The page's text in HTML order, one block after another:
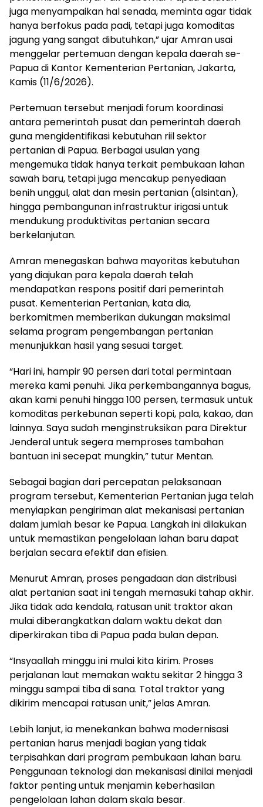
juga menyampaikan hal senada, meminta agar tidak
hanya berfokus pada padi, tetapi juga komoditas
jagung yang sangat dibutuhkan,” ujar Amran usai
menggelar pertemuan dengan kepala daerah se-
Papua di Kantor Kementerian Pertanian, Jakarta,
Kamis (11/6/2026).
Pertemuan tersebut menjadi forum koordinasi
antara pemerintah pusat dan pemerintah daerah
guna mengidentifikasi kebutuhan riil sektor
pertanian di Papua. Berbagai usulan yang
mengemuka tidak hanya terkait pembukaan lahan
sawah baru, tetapi juga mencakup penyediaan
benih unggul, alat dan mesin pertanian (alsintan),
hingga pembangunan infrastruktur irigasi untuk
mendukung produktivitas pertanian secara
berkelanjutan.
Amran menegaskan bahwa mayoritas kebutuhan
yang diajukan para kepala daerah telah
mendapatkan respons positif dari pemerintah
pusat. Kementerian Pertanian, kata dia,
berkomitmen memberikan dukungan maksimal
selama program pengembangan pertanian
menunjukkan hasil yang sesuai target.
“Hari ini, hampir 90 persen dari total permintaan
mereka kami penuhi. Jika perkembangannya bagus,
akan kami penuhi hingga 100 persen, termasuk untuk
komoditas perkebunan seperti kopi, pala, kakao, dan
lainnya. Saya sudah menginstruksikan para Direktur
Jenderal untuk segera memproses tambahan
bantuan ini secepat mungkin,” tutur Mentan.
Sebagai bagian dari percepatan pelaksanaan
program tersebut, Kementerian Pertanian juga telah
menyiapkan pengiriman alat mekanisasi pertanian
dalam jumlah besar ke Papua. Langkah ini dilakukan
untuk memastikan pengelolaan lahan baru dapat
berjalan secara efektif dan efisien.
Menurut Amran, proses pengadaan dan distribusi
alat pertanian saat ini tengah memasuki tahap akhir.
Jika tidak ada kendala, ratusan unit traktor akan
mulai diberangkatkan dalam waktu dekat dan
diperkirakan tiba di Papua pada bulan depan.
“Insyaallah minggu ini mulai kita kirim. Proses
perjalanan laut memakan waktu sekitar 2 hingga 3
minggu sampai tiba di sana. Total traktor yang
dikirim mencapai ratusan unit,” jelas Amran.
Lebih lanjut, ia menekankan bahwa modernisasi
pertanian harus menjadi bagian yang tidak
terpisahkan dari program pembukaan lahan baru.
Penggunaan teknologi dan mekanisasi dinilai menjadi
faktor penting untuk menjamin keberhasilan
pengelolaan lahan dalam skala besar.